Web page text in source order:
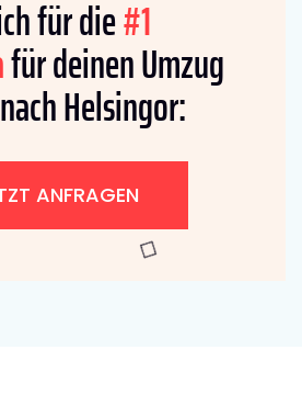
für die#1
für deinen Umzug
Helsingor:
ANFRAGEN